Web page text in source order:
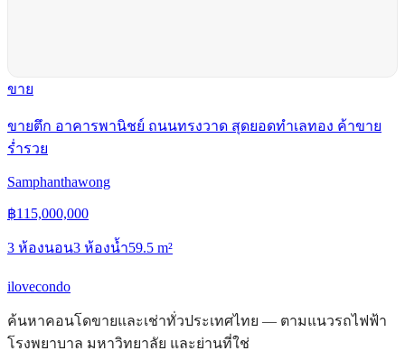
ขาย
ขายตึก อาคารพานิชย์ ถนนทรงวาด สุดยอดทำเลทอง ค้าขาย
ร่ำรวย
Samphanthawong
฿115,000,000
3 ห้องนอน3 ห้องน้ำ59.5 m²
ilovecondo
ค้นหาคอนโดขายและเช่าทั่วประเทศไทย — ตามแนวรถไฟฟ้า
โรงพยาบาล มหาวิทยาลัย และย่านที่ใช่